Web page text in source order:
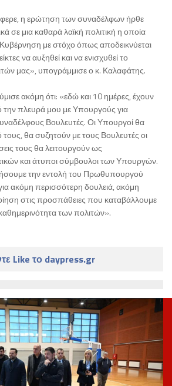
η ερώτηση των συναδέλφων ήρθε
σε μια καθαρά λαϊκή πολιτική η οποία
με στόχο όπως αποδεικνύεται
να αυξηθεί και να ενισχυθεί το
μας», υπογράμμισε ο κ. Καλαφάτης.
ακόμη ότι: «εδώ και 10 ημέρες, έχουν
την πλευρά μου με Υπουργούς για
Βουλευτές. Οι Υπουργοί θα
θα συζητούν με τους Βουλευτές οι
τους θα λειτουργούν ως
και άτυποι σύμβουλοι των Υπουργών.
την εντολή του Πρωθυπουργού
ακόμη περισσότερη δουλειά, ακόμη
στις προσπάθειες που καταβάλλουμε
των πολιτών».
Like το daypress.gr